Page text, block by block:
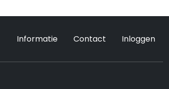
Informatie Contact Inloggen